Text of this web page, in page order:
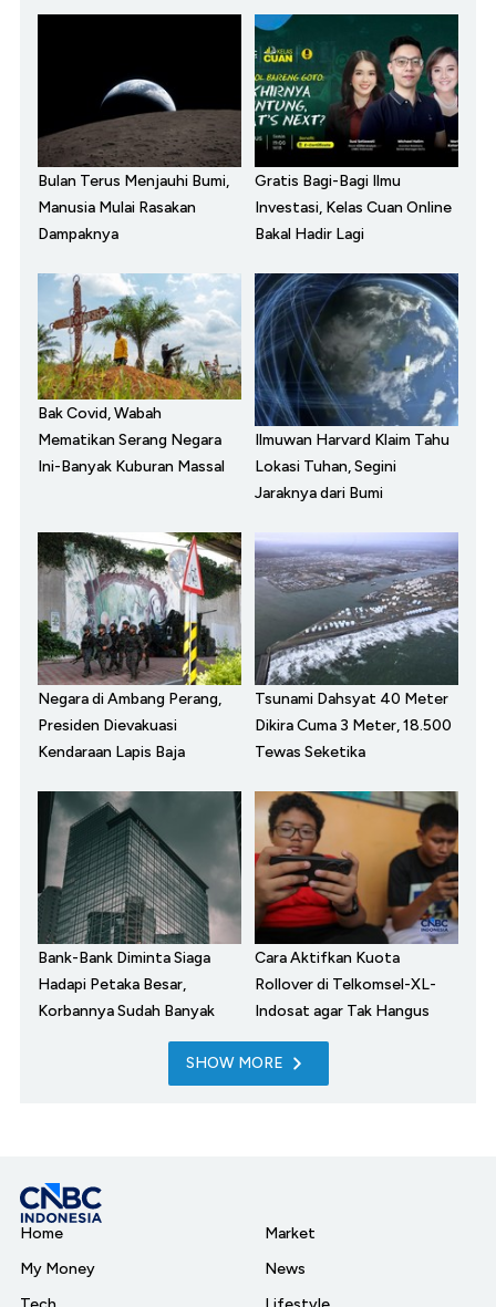
Bulan Terus Menjauhi Bumi,
Manusia Mulai Rasakan
Dampaknya
Gratis Bagi-Bagi Ilmu
Investasi, Kelas Cuan Online
Bakal Hadir Lagi
Bak Covid, Wabah
Mematikan Serang Negara
Ini-Banyak Kuburan Massal
Ilmuwan Harvard Klaim Tahu
Lokasi Tuhan, Segini
Jaraknya dari Bumi
Negara di Ambang Perang,
Presiden Dievakuasi
Kendaraan Lapis Baja
Tsunami Dahsyat 40 Meter
Dikira Cuma 3 Meter, 18.500
Tewas Seketika
Bank-Bank Diminta Siaga
Hadapi Petaka Besar,
Korbannya Sudah Banyak
Cara Aktifkan Kuota
Rollover di Telkomsel-XL-
Indosat agar Tak Hangus
SHOW MORE
Home
My Money
Market
News